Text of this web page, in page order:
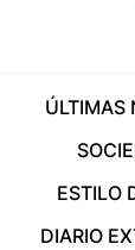
ÚLTIMAS
ESTILO
DIARIO